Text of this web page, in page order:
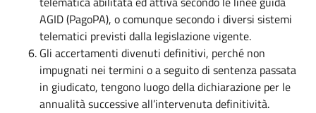
AGID (PagoPA), o comunque secondo i diversi sistemi
telematici previsti dalla legislazione vigente.
Gli accertamenti divenuti definitivi, perché non
impugnati nei termini o a seguito di sentenza passata
in giudicato, tengono luogo della dichiarazione per le
annualità successive all’intervenuta definitività.